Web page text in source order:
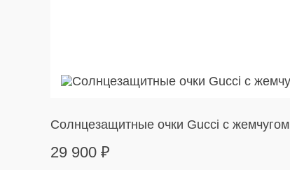
Солнцезащитные очки Gucci с жемчугом
29 900 ₽